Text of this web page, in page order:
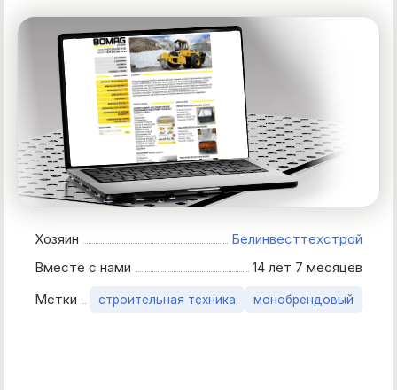
Хозяин
Белинвесттехстрой
Вместе с нами
14 лет 7 месяцев
Метки
строительная техника монобрендовый